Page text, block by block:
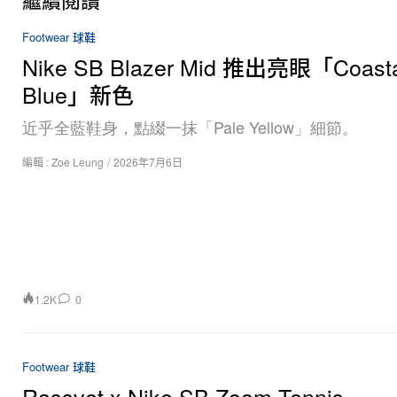
Footwear 球鞋
Nike SB Blazer Mid 推出亮眼「
Blue」新色
近乎全藍鞋身，點綴一抹「Pale Yellow」細節。
編輯 :Zoe Leung / 2026年7月6日
Rassvet x Nike SB Zoom Tennis